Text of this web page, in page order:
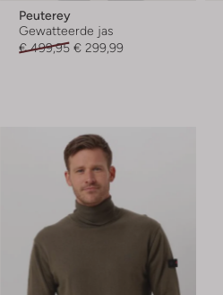
Peuterey
Gewatteerde jas
€ 499,95 € 299,99